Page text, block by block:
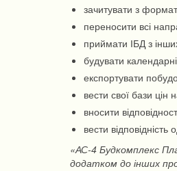
зачитувати з
переносити всі
приймати ІБД з
будувати
експортувати
вести свої бази цін
вносити
вести
«АС-4 Будкомплекс
додатком до інших